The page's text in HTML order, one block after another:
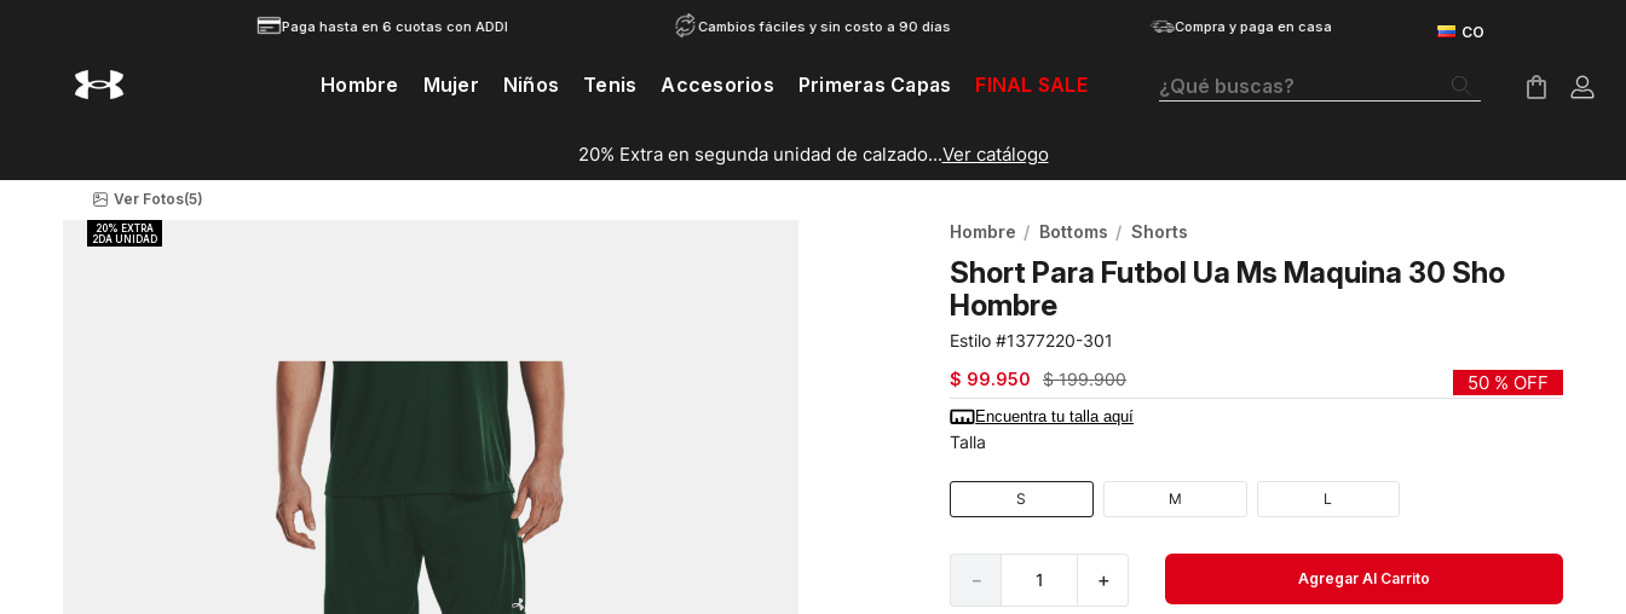
Paga hasta en 6 cuotas con ADDI Cambios fáciles y sin costo a 90 días Compra y paga en casa
Hombre Mujer Niños Tenis Accesorios Primeras Capas FINAL SALE ¿Qué buscas?
20% Extra en segunda unidad de calzado...Ver catálogo
Ver Fotos(5)
Hombre Bottoms Shorts
Short Para Futbol Ua Ms Maquina 30 Sho
Hombre
1377220-301
$ 99.950 $ 199.900 50 % OFF
Encuentra tu talla aquí
Talla
S M L
＋
－ Agregar Al Carrito
Botas
Tenis Mujer
Velociti Distance
Basketball
Velociti
Medias